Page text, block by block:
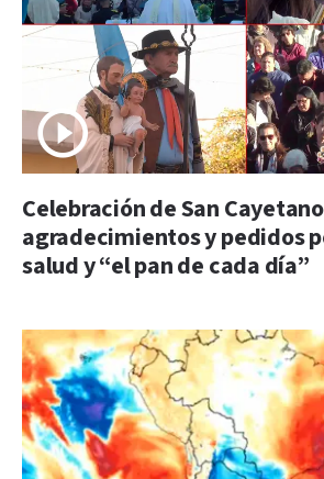
Celebración de San
agradecimientos y pedidos
salud y “el pan de cada día”